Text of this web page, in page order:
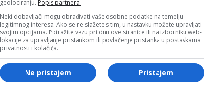
geolociranju. Popis partnera.
Neki dobavljači mogu obrađivati vaše osobne podatke na temelju
legitimnog interesa. Ako se ne slažete s tim, u nastavku možete upravljati
svojim opcijama. Potražite vezu pri dnu ove stranice ili na izborniku web-
lokacije za upravljanje pristankom ili povlačenje pristanka u postavkama
privatnosti i kolačića.
Pristajem
Ne pristajem